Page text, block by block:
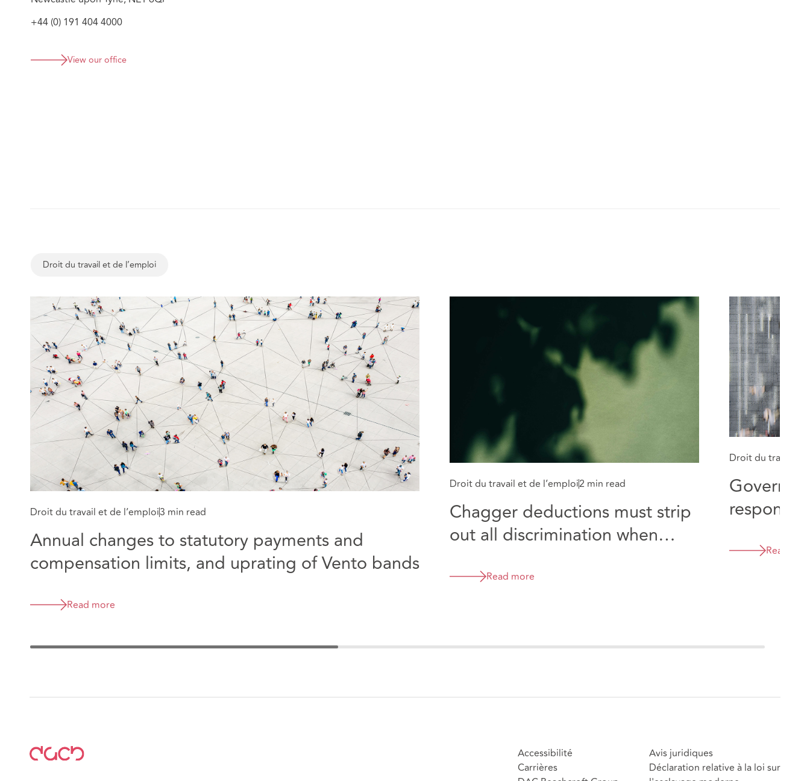
+44 (0) 191 404 4000
View our office
Droit du travail et de l’emploi
Droit du travail et de l’emploi3 min read
Annual changes to statutory payments and
compensation limits, and uprating of Vento bands
Read more
Droit du travail et de l’emploi2 min read
Chagger deductions must strip
out all discrimination when
Read more
Droit du travail et
response
Read
Accessibilité
Carrières
Avis juridiques
Déclaration relative à la loi sur